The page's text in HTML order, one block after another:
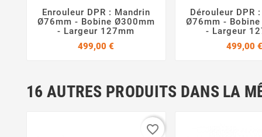
 
Enrouleur DPR : Mandrin
Ø76mm - Bobine Ø300mm
- Largeur 127mm
499,00 €

Dérouleur DPR
Ø76mm -
- Largeur
499,00 €
16 AUTRES PRODUITS DANS LA
favorite_border